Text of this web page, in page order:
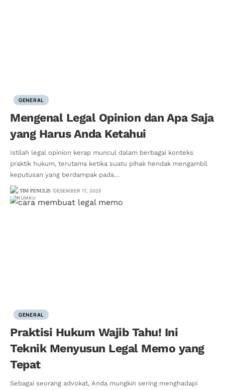
GENERAL
Mengenal Legal Opinion dan Apa Saja
yang Harus Anda Ketahui
Istilah legal opinion kerap muncul dalam berbagai konteks
praktik hukum, terutama ketika suatu pihak hendak mengambil
keputusan yang berdampak pada…
TIM PENULIS DESEMBER 17, 2025
GENERAL
Praktisi Hukum Wajib Tahu! Ini
Teknik Menyusun Legal Memo yang
Tepat
Sebagai seorang advokat, Anda mungkin sering menghadapi